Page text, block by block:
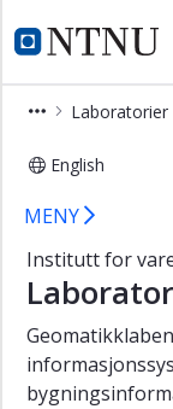
NTNU Hjemmeside
Institutt
Laboratorier
English
IVB -
×
Laboratorier
tilvirkning
(3D
print)
Byggteknikk
(BIM)
Fornybar
MENY
Institutt for